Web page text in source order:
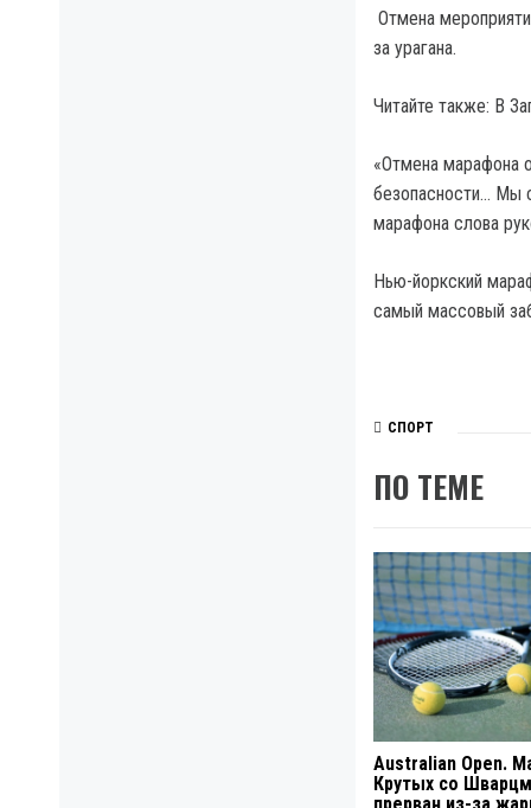
Отмена
за урагана.
Читайте также: В
«Отмена марафона
безопасности… Мы
марафона слова
Нью-йоркский
самый массовый
СПОРТ
ПО ТЕМЕ
Australian Open.
Крутых со